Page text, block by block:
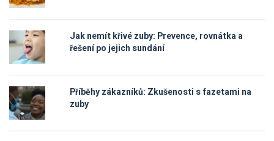
Jak nemít křivé zuby: Prevence, rovnátka a
řešení po jejich sundání
Příběhy zákazníků: Zkušenosti s fazetami na
zuby